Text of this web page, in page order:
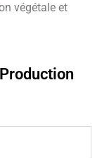
végétale et